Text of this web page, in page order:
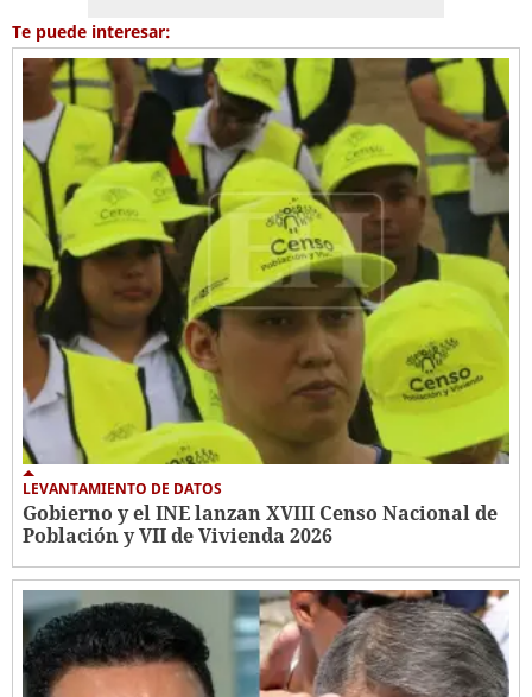
Te puede interesar:
LEVANTAMIENTO DE DATOS
Gobierno y el INE lanzan XVIII Censo Nacional de
Población y VII de Vivienda 2026